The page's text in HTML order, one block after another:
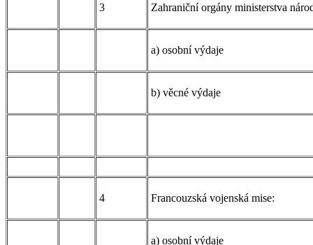
3 Zahraniční orgány ministerstva
a) osobní výdaje
b) věcné výdaje
4 Francouzská vojenská mise:
a) osobní výdaje